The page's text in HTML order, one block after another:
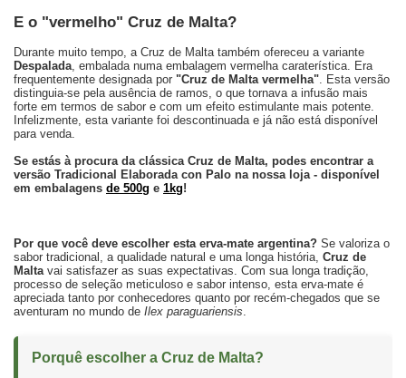
E o "vermelho" Cruz de Malta?
Durante muito tempo, a Cruz de Malta também ofereceu a variante
Despalada , embalada numa embalagem vermelha caraterística. Era
frequentemente designada por "Cruz de Malta vermelha" . Esta versão
distinguia-se pela ausência de ramos, o que tornava a infusão mais
forte em termos de sabor e com um efeito estimulante mais potente.
Infelizmente, esta variante foi descontinuada e já não está disponível
para venda.
Se estás à procura da clássica Cruz de Malta, podes encontrar a
versão Tradicional Elaborada con Palo na nossa loja - disponível
em embalagens de 500g e 1kg!
Por que você deve escolher esta erva-mate argentina? Se valoriza o
sabor tradicional, a qualidade natural e uma longa história, Cruz de
Malta vai satisfazer as suas expectativas. Com sua longa tradição,
processo de seleção meticuloso e sabor intenso, esta erva-mate é
apreciada tanto por conhecedores quanto por recém-chegados que se
aventuram no mundo de Ilex paraguariensis
Porquê escolher a Cruz de Malta?